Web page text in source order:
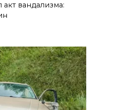
вандализма: